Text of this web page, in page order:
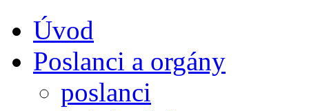
Úvod
Poslanci a orgány
poslanci